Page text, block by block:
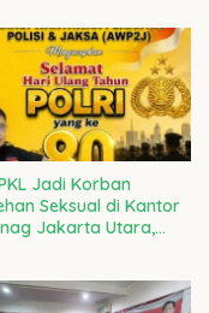
Jadi Korban
Seksual di Kantor
Jakarta Utara,